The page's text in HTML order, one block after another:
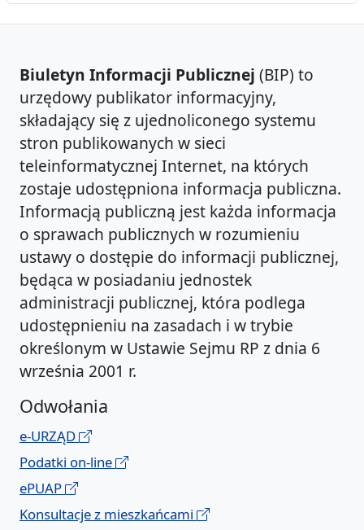
Biuletyn Informacji Publicznej (BIP) to
urzędowy publikator informacyjny,
składający się z ujednoliconego systemu
stron publikowanych w sieci
teleinformatycznej Internet, na których
zostaje udostępniona informacja publiczna.
Informacją publiczną jest każda informacja
o sprawach publicznych w rozumieniu
ustawy o dostępie do informacji publicznej,
będąca w posiadaniu jednostek
administracji publicznej, która podlega
udostępnieniu na zasadach i w trybie
określonym w Ustawie Sejmu RP z dnia 6
września 2001 r.
Odwołania
e-URZĄD
Podatki on-line
ePUAP
Konsultacje z mieszkańcami